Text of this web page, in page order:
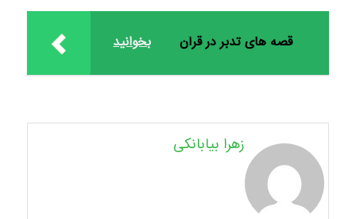
بخوانید قصه های تدبر در قرآن
زهرا بیابانکی